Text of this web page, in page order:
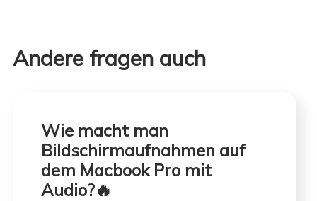
Andere fragen auch
Wie macht man
Bildschirmaufnahmen auf
dem Macbook Pro mit
Audio?🔥